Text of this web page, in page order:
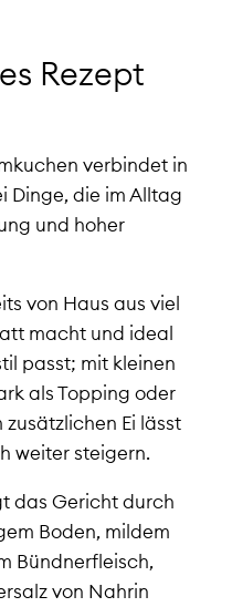
Rezept
verbindet in
Dinge, die im Alltag
und hoher
von Haus aus viel
macht und ideal
passt; mit kleinen
als Topping oder
Ei lässt
weiter steigern.
das Gericht durch
Boden, mildem
Bündnerfleisch,
von Nahrin